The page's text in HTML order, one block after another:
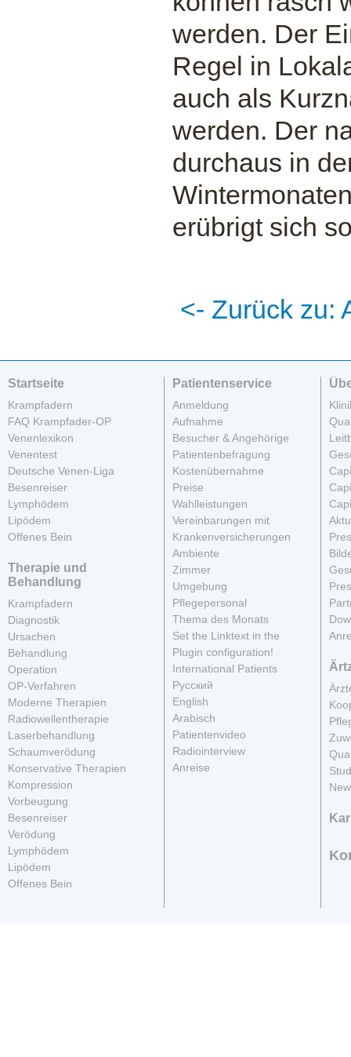
werden. Der
Regel in
auch als
werden. Der
durchaus in
erübrigt sich
<- Zurück zu:
Startseite
Krampfadern
FAQ Krampfader-OP
Venenlexikon
Venentest
Deutsche Venen-Liga
Besenreiser
Lymphödem
Lipödem
Offenes Bein
Therapie und
Behandlung
Krampfadern
Diagnostik
Ursachen
Behandlung
Operation
OP-Verfahren
Moderne Therapien
Radiowellentherapie
Laserbehandlung
Schaumverödung
Konservative Therapien
Kompression
Vorbeugung
Besenreiser
Verödung
Lymphödem
Lipödem
Offenes Bein
Patientenservice
Anmeldung
Aufnahme
Besucher & Angehörige
Patientenbefragung
Kostenübernahme
Preise
Wahlleistungen
Vereinbarungen mit
Krankenversicherungen
Ambiente
Zimmer
Umgebung
Pflegepersonal
Thema des Monats
Set the Linktext in the
Plugin configuration!
International Patients
Русский
English
Arabisch
Patientenvideo
Radiointerview
Anreise